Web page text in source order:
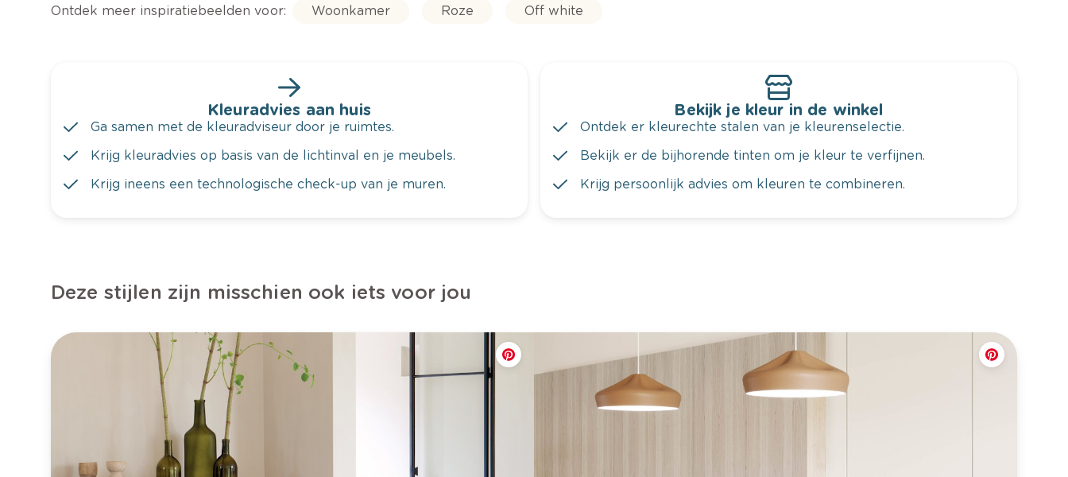
Ontdek meer inspiratiebeelden voor: Woonkamer Roze Off white
Kleuradvies aan huis
Ga samen met de kleuradviseur door je ruimtes.
Krijg kleuradvies op basis van de lichtinval en je meubels.
Krijg ineens een technologische check-up van je muren.
Bekijk je kleur in de winkel
Ontdek er kleurechte stalen van je kleurenselectie.
Bekijk er de bijhorende tinten om je kleur te verfijnen.
Krijg persoonlijk advies om kleuren te combineren.
Deze stijlen zijn misschien ook iets voor jou